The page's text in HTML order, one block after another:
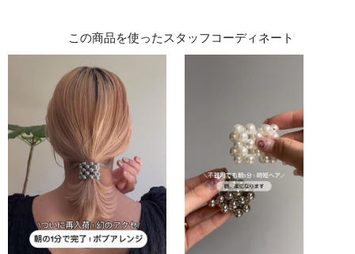
この商品を使ったスタッフコーディネート